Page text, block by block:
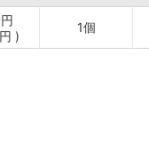
円
)
1個